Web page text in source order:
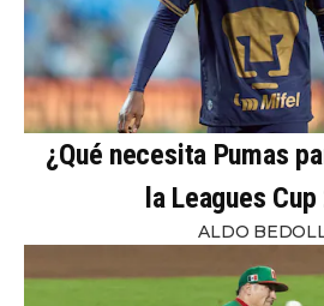
¿Qué necesita Pumas
la Leagues
ALDO